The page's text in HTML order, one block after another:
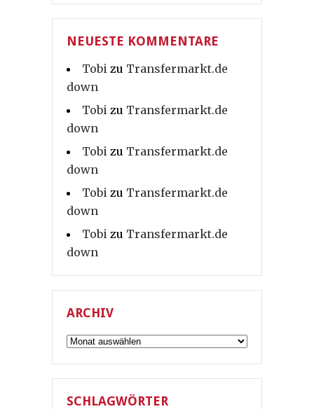
NEUESTE KOMMENTARE
Tobi zu Transfermarkt.de
down
Tobi zu Transfermarkt.de
down
Tobi zu Transfermarkt.de
down
Tobi zu Transfermarkt.de
down
Tobi zu Transfermarkt.de
down
ARCHIV
Archiv
SCHLAGWÖRTER